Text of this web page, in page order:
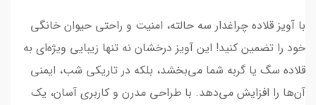
با آویز قلاده چراغدار سه حالته، امنیت و راحتی حیوان خانگی
خود را تضمین کنید! این آویز درخشان نه تنها زیبایی ویژه‌ای به
قلاده سگ یا گربه شما می‌بخشد، بلکه در تاریکی شب، ایمنی
آن‌ها را افزایش می‌دهد. با طراحی مدرن و کاربری آسان، یک